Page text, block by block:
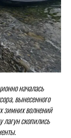
началась
вынесенного
зимних волнений
лагун скопились